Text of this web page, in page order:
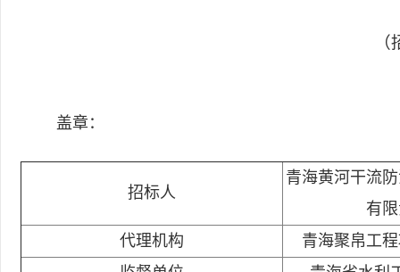
盖章：
招标人
青海黄河干流
有
代理机构
青海聚帛工